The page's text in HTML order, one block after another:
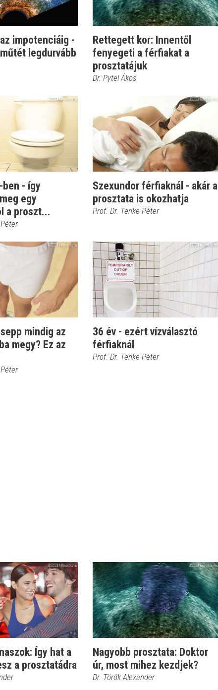
impotenciáig -
legdurvább
Rettegett kor: Innentől
fenyegeti a férfiakat a
prosztatájuk
Dr. Pytel Ákos
ben - így
egy
a proszt...
Szexundor férfiaknál - akár a
prosztata is okozhatja
Prof. Dr. Tenke Péter
mindig az
megy? Ez az
36 év - ezért vízválasztó
férfiaknál
Prof. Dr. Tenke Péter
Így hat a
a prosztatádra
Nagyobb prosztata: Doktor
úr, most mihez kezdjek?
Dr. Török Alexander